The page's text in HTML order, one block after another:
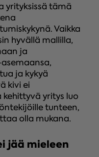
yrityksissä tämä
Vaikka
hyvällä mallilla,
ja
ja kykyä
kivi ei
yritys luo
tunteen,
olla mukana.
jää mieleen